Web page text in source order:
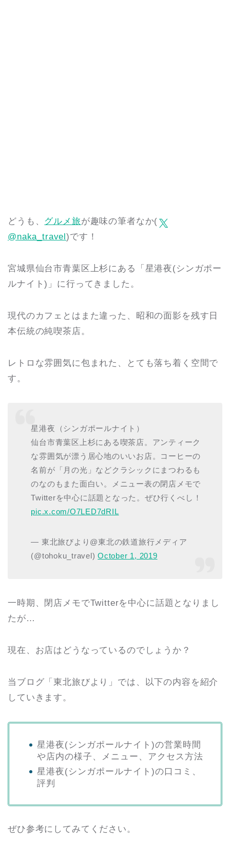
どうも、 グルメ旅が趣味の筆者なか(
@naka_travel)です！
宮城県仙台市青葉区上杉にある「星港夜(シンガポー
ルナイト)」に行ってきました。
現代のカフェとはまた違った、昭和の面影を残す日
本伝統の純喫茶店。
レトロな雰囲気に包まれた、とても落ち着く空間で
す。
星港夜（シンガポールナイト）
仙台市青葉区上杉にある喫茶店。アンティーク
な雰囲気が漂う居心地のいいお店。コーヒーの
名前が「月の光」などクラシックにまつわるも
のなのもまた面白い。メニュー表の閉店メモで
Twitterを中心に話題となった。ぜひ行くべし！
pic.x.com/O7LED7dRIL
— 東北旅びより@東北の鉄道旅行メディア
(@tohoku_travel)October 1, 2019
一時期、閉店メモでTwitterを中心に話題となりまし
たが…
現在、お店はどうなっているのでしょうか？
当ブログ「東北旅びより」では、以下の内容を紹介
していきます。
星港夜(シンガポールナイト)の営業時間
や店内の様子、メニュー、アクセス方法
星港夜(シンガポールナイト)の口コミ、
評判
ぜひ参考にしてみてください。